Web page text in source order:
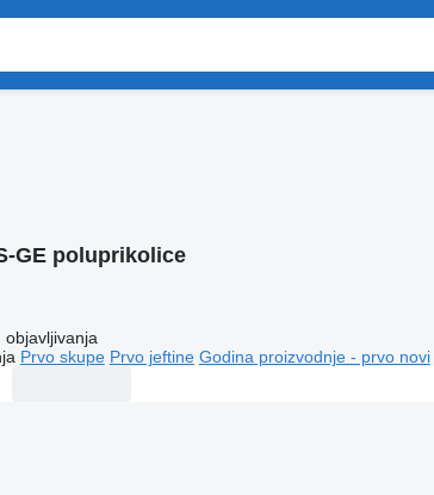
GE poluprikolice
objavljivanja
Prvo skupe Prvo jeftine Godina proizvodnje - prvo novi